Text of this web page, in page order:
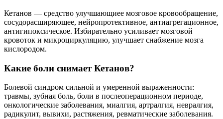
Кетанов — средство улучшающиее мозговое кровообращение,
сосудорасширяющее, нейропротективное, антиагрегационное,
антигипоксическое. Избирательно усиливает мозговой
кровоток и микроциркуляцию, улучшает снабжение мозга
кислородом.
Какие боли снимает Кетанов?
Болевой синдром сильной и умеренной выраженности:
травмы, зубная боль, боли в послеоперационном периоде,
онкологические заболевания, миалгия, артралгия, невралгия,
радикулит, вывихи, растяжения, ревматические заболевания.